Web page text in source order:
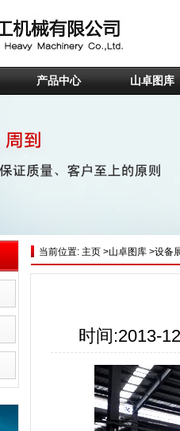
产品中心 山卓图库
当前位置: 主页 >山卓图库 >设备
时间:2013-